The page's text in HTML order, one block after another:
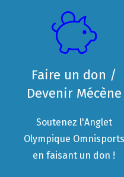
Faire un don /
Devenir Mécène
Soutenez l'Anglet
Olympique Omnisports
en faisant un don !